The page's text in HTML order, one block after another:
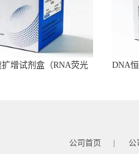
增试剂盒（RNA荧光
DNA
公司首页 公